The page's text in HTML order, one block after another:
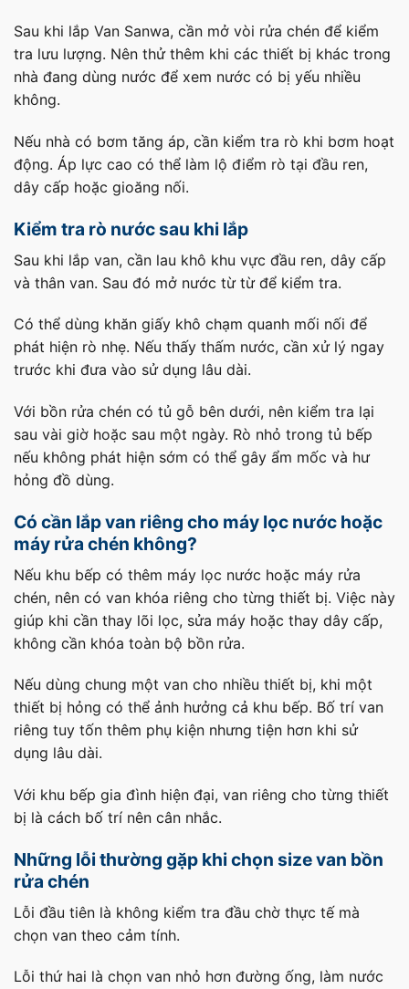
Sau khi lắp Van Sanwa, cần mở vòi rửa chén để kiểm
tra lưu lượng. Nên thử thêm khi các thiết bị khác trong
nhà đang dùng nước để xem nước có bị yếu nhiều
không.
Nếu nhà có bơm tăng áp, cần kiểm tra rò khi bơm hoạt
động. Áp lực cao có thể làm lộ điểm rò tại đầu ren,
dây cấp hoặc gioăng nối.
Kiểm tra rò nước sau khi lắp
Sau khi lắp van, cần lau khô khu vực đầu ren, dây cấp
và thân van. Sau đó mở nước từ từ để kiểm tra.
Có thể dùng khăn giấy khô chạm quanh mối nối để
phát hiện rò nhẹ. Nếu thấy thấm nước, cần xử lý ngay
trước khi đưa vào sử dụng lâu dài.
Với bồn rửa chén có tủ gỗ bên dưới, nên kiểm tra lại
sau vài giờ hoặc sau một ngày. Rò nhỏ trong tủ bếp
nếu không phát hiện sớm có thể gây ẩm mốc và hư
hỏng đồ dùng.
Có cần lắp van riêng cho máy lọc nước hoặc
máy rửa chén không?
Nếu khu bếp có thêm máy lọc nước hoặc máy rửa
chén, nên có van khóa riêng cho từng thiết bị. Việc này
giúp khi cần thay lõi lọc, sửa máy hoặc thay dây cấp,
không cần khóa toàn bộ bồn rửa.
Nếu dùng chung một van cho nhiều thiết bị, khi một
thiết bị hỏng có thể ảnh hưởng cả khu bếp. Bố trí van
riêng tuy tốn thêm phụ kiện nhưng tiện hơn khi sử
dụng lâu dài.
Với khu bếp gia đình hiện đại, van riêng cho từng thiết
bị là cách bố trí nên cân nhắc.
Những lỗi thường gặp khi chọn size van bồn
rửa chén
Lỗi đầu tiên là không kiểm tra đầu chờ thực tế mà
chọn van theo cảm tính.
Lỗi thứ hai là chọn van nhỏ hơn đường ống, làm nước